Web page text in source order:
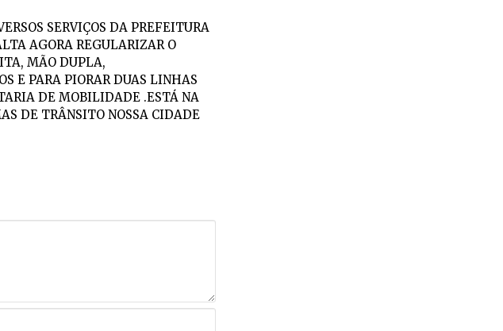
SERVIÇOS DA PREFEITURA
AGORA REGULARIZAR O
MÃO DUPLA,
E PARA PIORAR DUAS LINHAS
DE MOBILIDADE .ESTÁ NA
DE TRÂNSITO NOSSA CIDADE